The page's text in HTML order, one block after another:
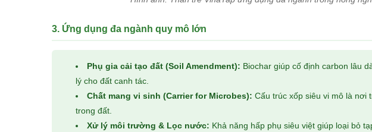
3. Ứng dụng đa ngành quy mô lớn
Phụ gia cải tạo đất (Soil Amendment): Biochar giúp cố định carbon lâu
lý cho đất canh tác.
Chất mang vi sinh (Carrier for Microbes): Cấu trúc xốp siêu vi mô là nơi
trong đất.
Xử lý môi trường & Lọc nước: Khả năng hấp phụ siêu việt giúp loại bỏ